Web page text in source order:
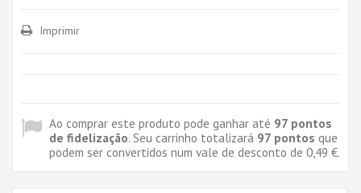
Imprimir
Ao comprar este produto pode ganhar até 97 pontos
de fidelização. Seu carrinho totalizará 97 pontos que
podem ser convertidos num vale de desconto de 0,49 €.